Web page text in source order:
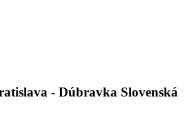
- Dúbravka Slovenská